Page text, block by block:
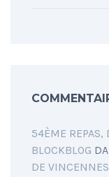
54ÈME REPAS,
BLOCKBLOG
DE VINCENNES